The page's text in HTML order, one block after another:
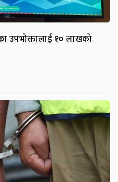
उपभोक्तालाई १० लाखको